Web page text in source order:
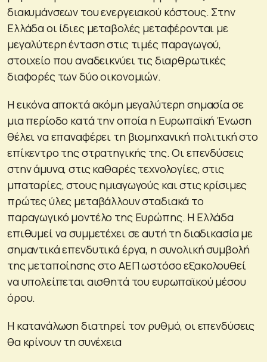
διακυμάνσεων του ενεργειακού κόστους. Στην
Ελλάδα οι ίδιες μεταβολές μεταφέρονται με
μεγαλύτερη ένταση στις τιμές παραγωγού,
στοιχείο που αναδεικνύει τις διαρθρωτικές
διαφορές των δύο οικονομιών.
Η εικόνα αποκτά ακόμη μεγαλύτερη σημασία σε
μια περίοδο κατά την οποία η Ευρωπαϊκή Ένωση
θέλει να επαναφέρει τη βιομηχανική πολιτική στο
επίκεντρο της στρατηγικής της. Οι επενδύσεις
στην άμυνα, στις καθαρές τεχνολογίες, στις
μπαταρίες, στους ημιαγωγούς και στις κρίσιμες
πρώτες ύλες μεταβάλλουν σταδιακά το
παραγωγικό μοντέλο της Ευρώπης. Η Ελλάδα
επιθυμεί να συμμετέχει σε αυτή τη διαδικασία με
σημαντικά επενδυτικά έργα, η συνολική συμβολή
της μεταποίησης στο ΑΕΠ ωστόσο εξακολουθεί
να υπολείπεται αισθητά του ευρωπαϊκού μέσου
όρου.
Η κατανάλωση διατηρεί τον ρυθμό, οι επενδύσεις
θα κρίνουν τη συνέχεια